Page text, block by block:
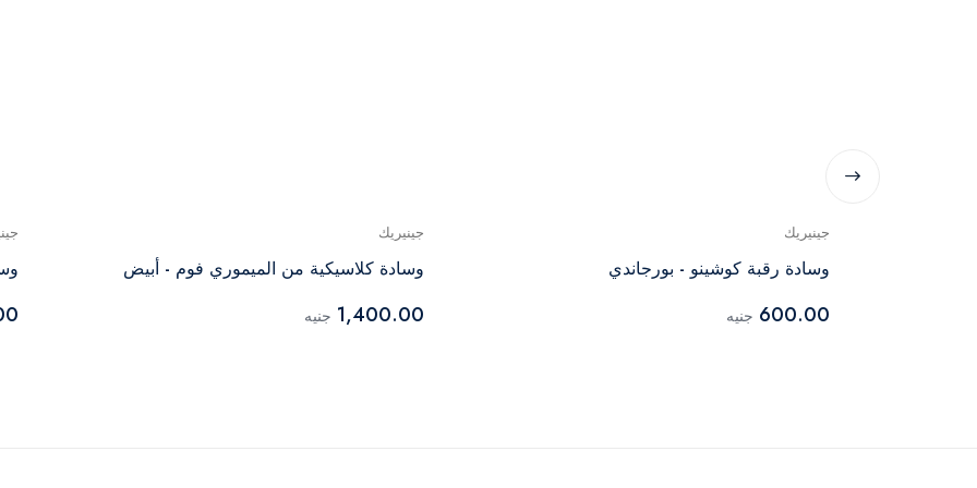
جينيريك
وسادة رقبة كوشينو - بورجاندي
600.00 جنيه
جينيريك
وسادة كلاسيكية من الميموري فوم - أبيض
1,400.00 جنيه